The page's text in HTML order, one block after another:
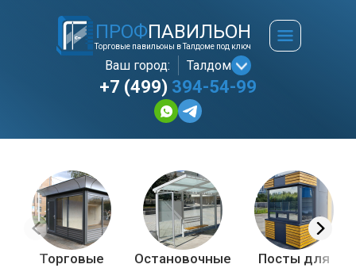
ПРОФПАВИЛЬОН
Торговые павильоны в Талдоме под ключ
Ваш город: Талдом
+7 (499) 394-54-99
Торговые
Остановочные
Посты для